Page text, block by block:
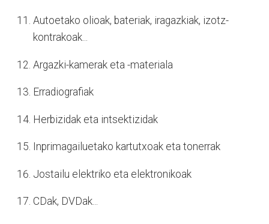
Autoetako olioak, bateriak, iragazkiak, izotz-
kontrakoak...
Argazki-kamerak eta -materiala
Erradiografiak
Herbizidak eta intsektizidak
Inprimagailuetako kartutxoak eta tonerrak
Jostailu elektriko eta elektronikoak
CDak, DVDak...